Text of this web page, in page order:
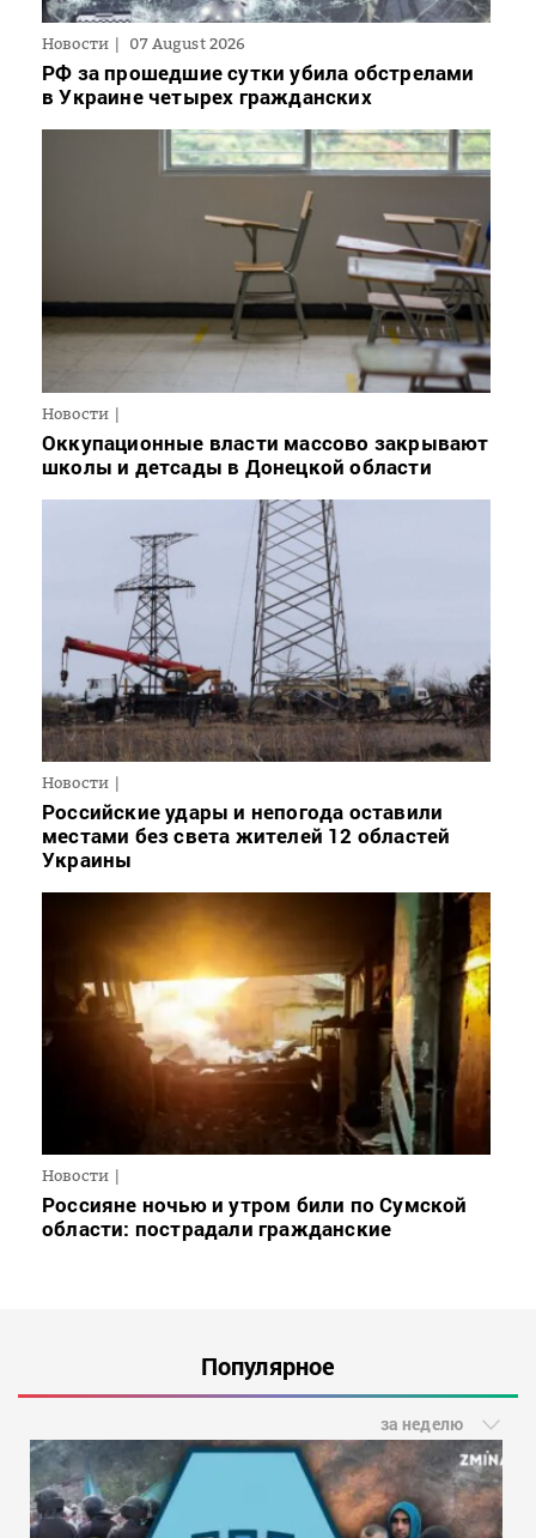
Новости 07 August 2026
РФ за прошедшие сутки убила обстрелами
в Украине четырех гражданских
Новости
Оккупационные власти массово закрывают
школы и детсады в Донецкой области
Новости
Российские удары и непогода оставили
местами без света жителей 12 областей
Украины
Новости
Россияне ночью и утром били по Сумской
области: пострадали гражданские
Популярное
за неделю